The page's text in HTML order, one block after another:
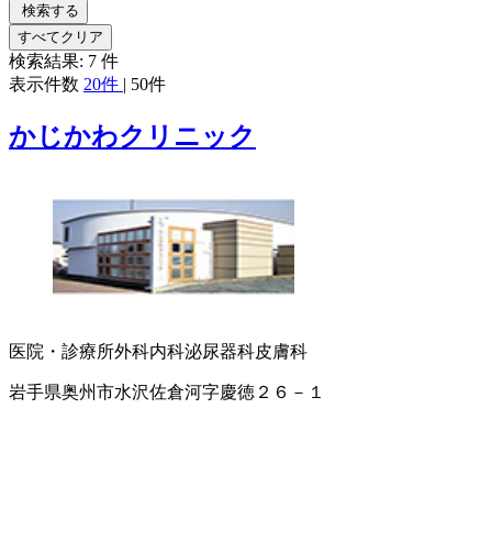
検索する
すべてクリア
検索結果: 7 件
表示件数 20件 | 50件
かじかわクリニック
医院・診療所外科内科泌尿器科皮膚科
岩手県奥州市水沢佐倉河字慶徳２６－１